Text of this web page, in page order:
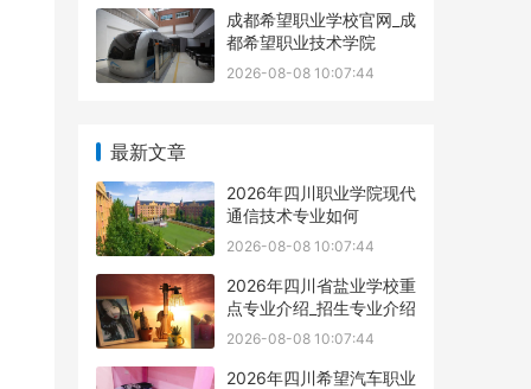
成都希望职业学校官网_成
都希望职业技术学院
2026-08-08 10:07:44
最新文章
2026年四川职业学院现代
通信技术专业如何
2026-08-08 10:07:44
2026年四川省盐业学校重
点专业介绍_招生专业介绍
2026-08-08 10:07:44
2026年四川希望汽车职业